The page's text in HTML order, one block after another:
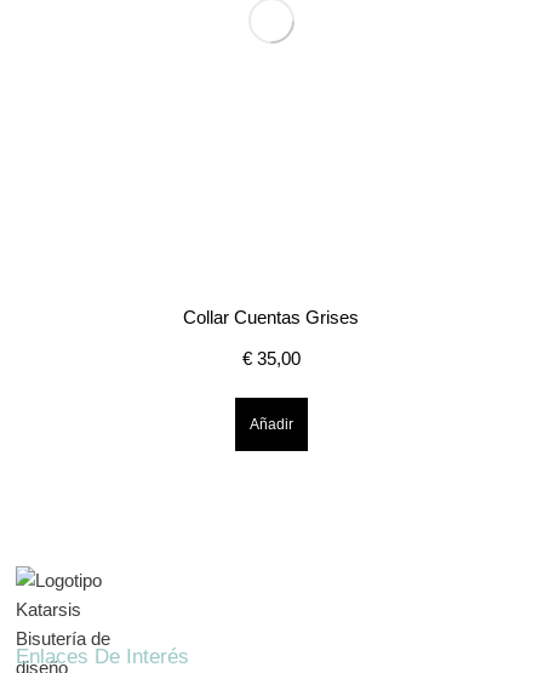
Collar Cuentas Grises
€35,00
Añadir
Enlaces De Interés